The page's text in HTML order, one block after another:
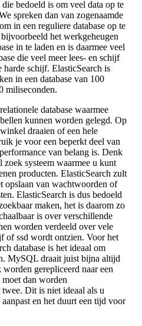
bedoeld is om veel data op te
spreken dan van zogenaamde
in een reguliere database op te
het werkgeheugen
in te laden en is daarmee veel
die veel meer lees- en schijf
harde schijf. ElasticSearch is
in een database van 100
miliseconden.
database waarmee
kunnen worden gelegd. Op
draaien of een hele
je voor een beperkt deel van
van belang is. Denk
zoek systeem waarmee u kunt
producten. ElasticSearch zult
opslaan van wachtwoorden of
ElasticSearch is dus bedoeld
maken, het is daarom zo
is over verschillende
worden verdeeld over vele
of ssd wordt ontzien. Voor het
database is het ideaal om
MySQL draait juist bijna altijd
gerepliceerd naar een
dan worden
twee. Dit is niet ideaal als u
en het duurt een tijd voor